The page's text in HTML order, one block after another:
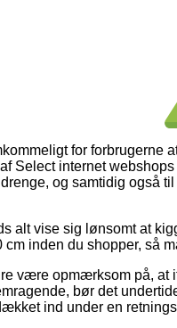
for forbrugerne
Select internet
og samtidig også
alt vise sig lønsomt at
cm inden du shopper, så
være opmærksom på,
bør det
ind under en